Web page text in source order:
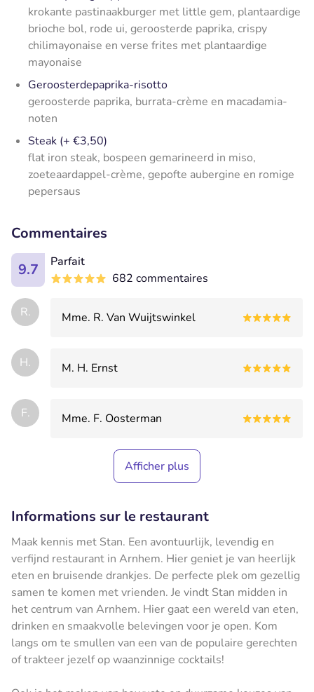
krokante pastinaakburger met little gem, plantaardige
brioche bol, rode ui, geroosterde paprika, crispy
chilimayonaise en verse frites met plantaardige
mayonaise
Geroosterdepaprika-risotto
geroosterde paprika, burrata-crème en macadamia-
noten
Steak (+ €3,50)
flat iron steak, bospeen gemarineerd in miso,
zoeteaardappel-crème, gepofte aubergine en romige
pepersaus
Commentaires
9.7
Parfait
682 commentaires
R. Mme. R. Van Wuijtswinkel
H. M. H. Ernst
F. Mme. F. Oosterman
Afficher plus
Informations sur le restaurant
Maak kennis met Stan. Een avontuurlijk, levendig en
verfijnd restaurant in Arnhem. Hier geniet je van heerlijk
eten en bruisende drankjes. De perfecte plek om gezellig
samen te komen met vrienden. Je vindt Stan midden in
het centrum van Arnhem. Hier gaat een wereld van eten,
drinken en smaakvolle belevingen voor je open. Kom
langs om te smullen van een van de populaire gerechten
of trakteer jezelf op waanzinnige cocktails!